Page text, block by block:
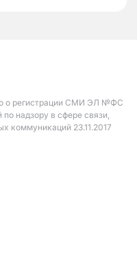
о регистрации СМИ ЭЛ №ФС
надзору в сфере связи,
коммуникаций 23.11.2017